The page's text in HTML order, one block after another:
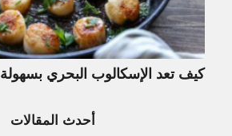
كيف تعد الإسكالوب البحري بسهولة
أحدث المقالات